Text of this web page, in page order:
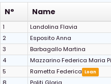
N°
Name
1
Landolina Flavia
2
Esposito Anna
3
Barbagallo Martina
4
Mazzarino Federica Maria
5
Rametta Federica Loan